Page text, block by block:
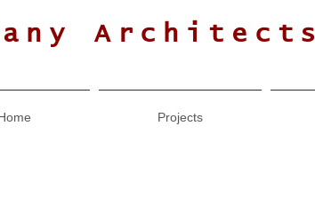
Architects
Projects